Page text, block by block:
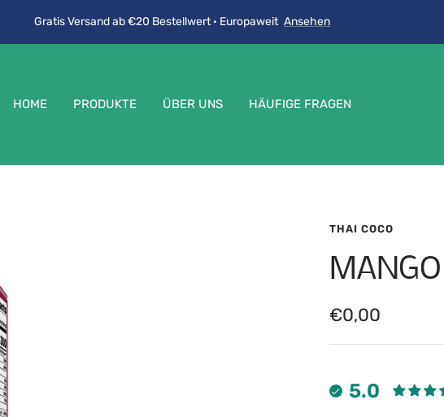
Gratis Versand ab €20 Bestellwert · Europaweit Ansehen
HOME PRODUKTE ÜBER UNS HÄUFIGE FRAGEN
THAI COCO
MANGO
Angebotspreis
€0,00
5.0